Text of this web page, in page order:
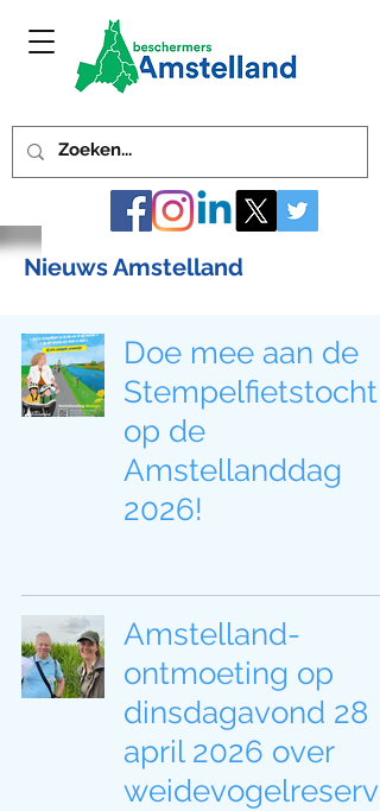
Nieuws Amstelland
Doe mee aan de
Stempelfietstocht
op de
Amstellanddag
2026!
Amstelland-
ontmoeting op
dinsdagavond 28
april 2026 over
weidevogelreserva